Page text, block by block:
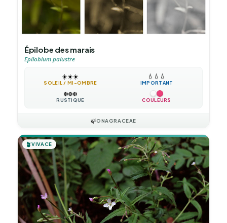
Épilobe des marais
Epilobium palustre
☀️☀️☀️
SOLEIL / MI-OMBRE
💧 💧 💧
IMPORTANT
❄️❄️❄️
RUSTIQUE COULEURS
🍃ONAGRACEAE
🪴VIVACE